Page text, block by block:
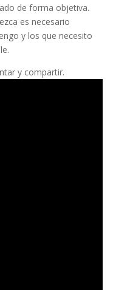
de forma objetiva.
es necesario
y los que necesito
y compartir.